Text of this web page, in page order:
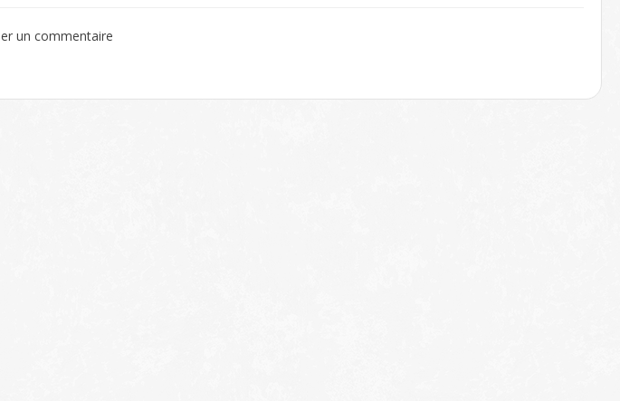
un commentaire